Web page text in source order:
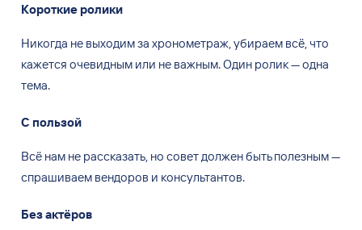
Короткие ролики
Никогда не выходим за хронометраж, убираем всё, что
кажется очевидным или не важным. Один ролик — одна
тема.
С пользой
Всё нам не рассказать, но совет должен быть полезным —
спрашиваем вендоров и консультантов.
Без актёров